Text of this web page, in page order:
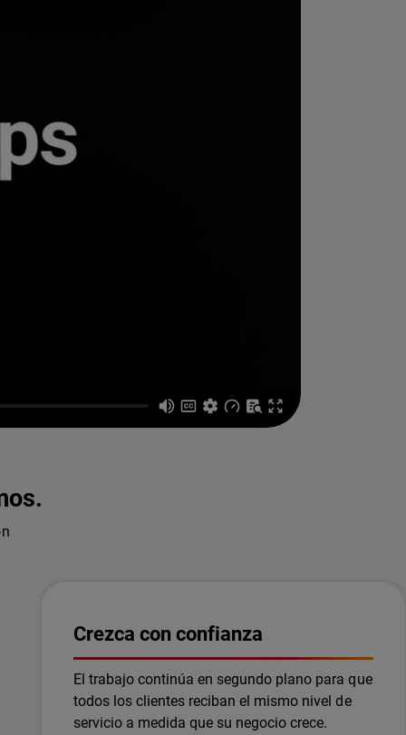
Crezca con confianza
El trabajo continúa en segundo plano para que
todos los clientes reciban el mismo nivel de
servicio a medida que su negocio crece.